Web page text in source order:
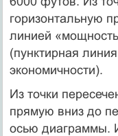
горизонтальную
линией
(пунктирная
экономичности).
Из точки
прямую вниз до
осью диаграммы.